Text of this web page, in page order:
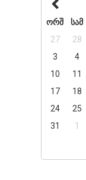
ორშ
სამ
27
28
3
4
10
11
17
18
24
25
31
1